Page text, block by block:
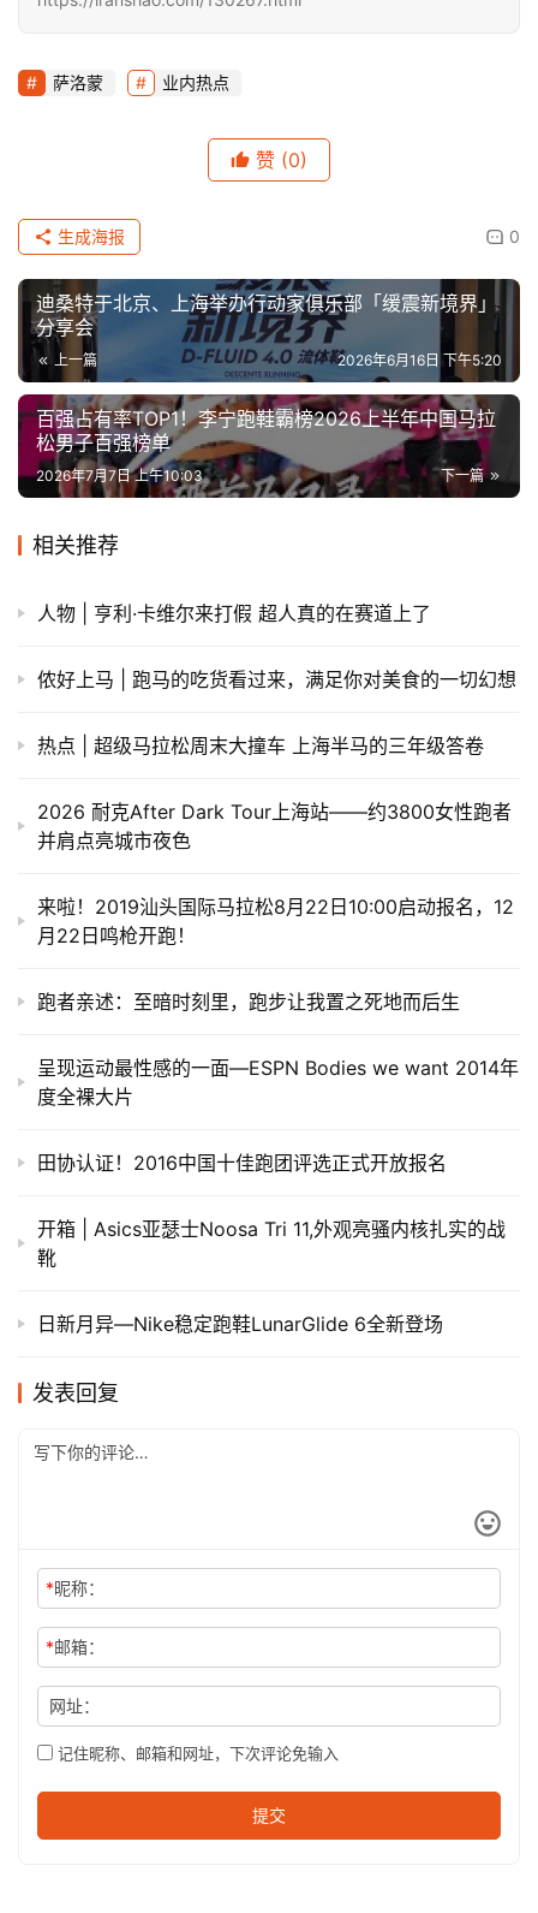
萨洛蒙 业内热点
赞 (0)
0
生成海报
迪桑特于北京、上海举办行动家俱乐部「缓震新境界」
分享会
上一篇 2026年6月16日 下午5:20
百强占有率TOP1！李宁跑鞋霸榜2026上半年中国马拉
松男子百强榜单
下一篇
2026年7月7日 上午10:03
相关推荐
人物 | 亨利·卡维尔来打假 超人真的在赛道上了
侬好上马 | 跑马的吃货看过来，满足你对美食的一切幻想
热点 | 超级马拉松周末大撞车 上海半马的三年级答卷
2026 耐克After Dark Tour上海站——约3800女性跑者
并肩点亮城市夜色
来啦！2019汕头国际马拉松8月22日10:00启动报名，12
月22日鸣枪开跑！
跑者亲述：至暗时刻里，跑步让我置之死地而后生
呈现运动最性感的一面—ESPN Bodies we want 2014年
度全裸大片
田协认证！2016中国十佳跑团评选正式开放报名
开箱 | Asics亚瑟士Noosa Tri 11,外观亮骚内核扎实的战
靴
日新月异—Nike稳定跑鞋LunarGlide 6全新登场
发表回复
*昵称：
*邮箱：
网址：
记住昵称、邮箱和网址，下次评论免输入
提交